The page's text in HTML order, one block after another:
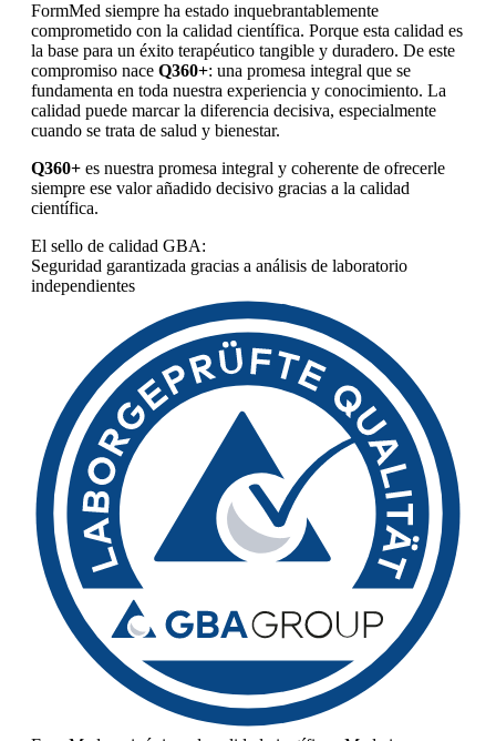
FormMed siempre ha estado inquebrantablemente
comprometido con la calidad científica. Porque esta calidad es
la base para un éxito terapéutico tangible y duradero. De este
compromiso nace Q360+: una promesa integral que se
fundamenta en toda nuestra experiencia y conocimiento. La
calidad puede marcar la diferencia decisiva, especialmente
cuando se trata de salud y bienestar.
Q360+ es nuestra promesa integral y coherente de ofrecerle
siempre ese valor añadido decisivo gracias a la calidad
científica.
El sello de calidad GBA:
Seguridad garantizada gracias a análisis de laboratorio
independientes